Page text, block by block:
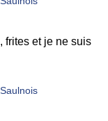
frites et je ne suis